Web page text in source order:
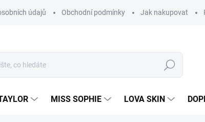
údajů Obchodní podmínky Jak nakupovat
Hledat
MISS SOPHIE LOVA SKIN